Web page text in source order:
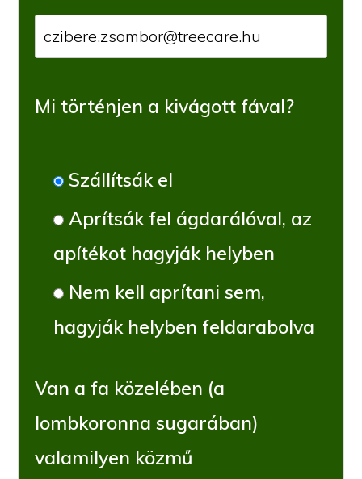
Mi történjen a kivágott fával?
Szállítsák el
Aprítsák fel ágdarálóval, az
apítékot hagyják helyben
Nem kell aprítani sem,
hagyják helyben feldarabolva
Van a fa közelében (a
lombkoronna sugarában)
valamilyen közmű